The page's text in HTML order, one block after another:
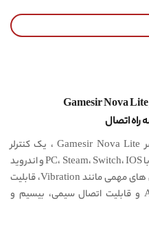
دسته بازی مولتی پلتفرم بیسیم گیمسر Gamesir Nova Lite
دسته بازی بیسیم مولتی پلتفرم گیمسر Gamesir Nova Lite ، یک کنترلر
Multiplatform بیسیم حرفه ای است که با PC، Steam، Switch، IOS و اندروید
سازگار است. این دسته بازی دارای ویژگی های مهمی مانند Vibration، قابلیت
تغییر دکمه های ABYX، Hall Effect و قابلیت اتصال سیمی، بیسیم و